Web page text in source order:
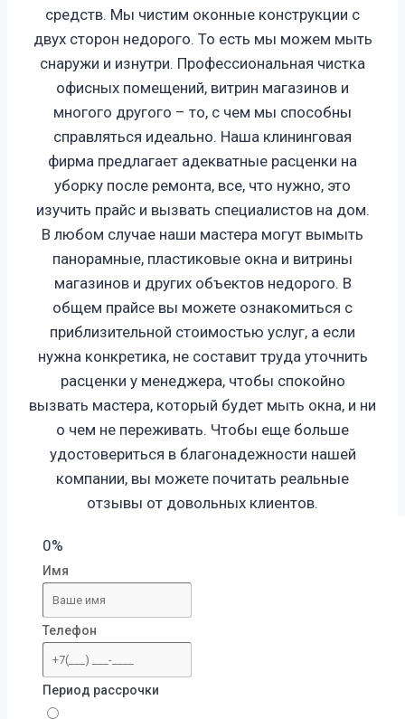
средств. Мы чистим оконные конструкции с
двух сторон недорого. То есть мы можем мыть
снаружи и изнутри. Профессиональная чистка
офисных помещений, витрин магазинов и
многого другого – то, с чем мы способны
справляться идеально. Наша клининговая
фирма предлагает адекватные расценки на
уборку после ремонта, все, что нужно, это
изучить прайс и вызвать специалистов на дом.
В любом случае наши мастера могут вымыть
панорамные, пластиковые окна и витрины
магазинов и других объектов недорого. В
общем прайсе вы можете ознакомиться с
приблизительной стоимостью услуг, а если
нужна конкретика, не составит труда уточнить
расценки у менеджера, чтобы спокойно
вызвать мастера, который будет мыть окна, и ни
о чем не переживать. Чтобы еще больше
удостовериться в благонадежности нашей
компании, вы можете почитать реальные
отзывы от довольных клиентов.
0%
Имя
Телефон
Период рассрочки